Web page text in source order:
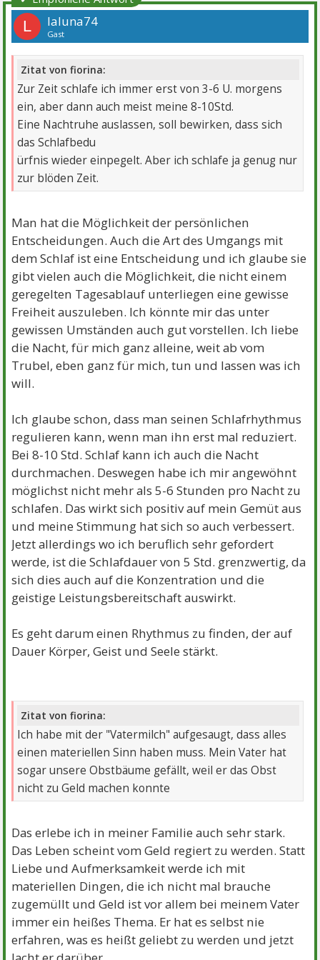
L laluna74
Gast
Zitat von fiorina:
Zur Zeit schlafe ich immer erst von 3-6 U. morgens
ein, aber dann auch meist meine 8-10Std.
Eine Nachtruhe auslassen, soll bewirken, dass sich
das Schlafbedu
ürfnis wieder einpegelt. Aber ich schlafe ja genug nur
zur blöden Zeit.
Man hat die Möglichkeit der persönlichen
Entscheidungen. Auch die Art des Umgangs mit
dem Schlaf ist eine Entscheidung und ich glaube sie
gibt vielen auch die Möglichkeit, die nicht einem
geregelten Tagesablauf unterliegen eine gewisse
Freiheit auszuleben. Ich könnte mir das unter
gewissen Umständen auch gut vorstellen. Ich liebe
die Nacht, für mich ganz alleine, weit ab vom
Trubel, eben ganz für mich, tun und lassen was ich
will.
Ich glaube schon, dass man seinen Schlafrhythmus
regulieren kann, wenn man ihn erst mal reduziert.
Bei 8-10 Std. Schlaf kann ich auch die Nacht
durchmachen. Deswegen habe ich mir angewöhnt
möglichst nicht mehr als 5-6 Stunden pro Nacht zu
schlafen. Das wirkt sich positiv auf mein Gemüt aus
und meine Stimmung hat sich so auch verbessert.
Jetzt allerdings wo ich beruflich sehr gefordert
werde, ist die Schlafdauer von 5 Std. grenzwertig, da
sich dies auch auf die Konzentration und die
geistige Leistungsbereitschaft auswirkt.
Es geht darum einen Rhythmus zu finden, der auf
Dauer Körper, Geist und Seele stärkt.
Zitat von fiorina:
Ich habe mit der "Vatermilch" aufgesaugt, dass alles
einen materiellen Sinn haben muss. Mein Vater hat
sogar unsere Obstbäume gefällt, weil er das Obst
nicht zu Geld machen konnte
Das erlebe ich in meiner Familie auch sehr stark.
Das Leben scheint vom Geld regiert zu werden. Statt
Liebe und Aufmerksamkeit werde ich mit
materiellen Dingen, die ich nicht mal brauche
zugemüllt und Geld ist vor allem bei meinem Vater
immer ein heißes Thema. Er hat es selbst nie
erfahren, was es heißt geliebt zu werden und jetzt